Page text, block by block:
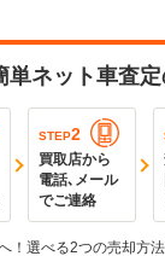
単ネット車査
STEP2
買取店から
電話､メール
でご連絡
！選べる2つの売却方